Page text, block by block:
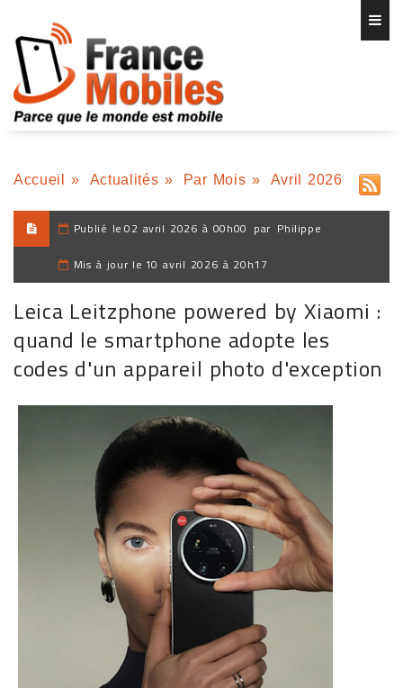
Accueil » Actualités » Par Mois » Avril 2026
Publié le 02 avril 2026 à 00h00 par Philippe
Mis à jour le 10 avril 2026 à 20h17
Leica Leitzphone powered by Xiaomi :
quand le smartphone adopte les
codes d'un appareil photo d'exception